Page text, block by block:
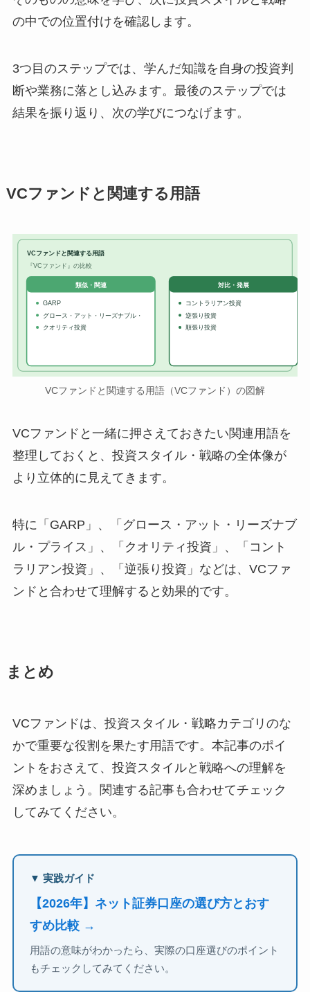
の中での位置付けを確認します。
3つ目のステップでは、学んだ知識を自身の投資判
断や業務に落とし込みます。最後のステップでは
結果を振り返り、次の学びにつなげます。
VCファンドと関連する用語
VCファンドと関連する用語
『VCファンド』の比較
類似・関連
GARP
グロース・アット・リーズナブル・
クオリティ投資
対比・発展
コントラリアン投資
逆張り投資
順張り投資
VCファンドと関連する用語（VCファンド）の図解
VCファンドと一緒に押さえておきたい関連用語を
整理しておくと、投資スタイル・戦略の全体像が
より立体的に見えてきます。
特に「GARP」、「グロース・アット・リーズナブ
ル・プライス」、「クオリティ投資」、「コント
ラリアン投資」、「逆張り投資」などは、VCファ
ンドと合わせて理解すると効果的です。
まとめ
VCファンドは、投資スタイル・戦略カテゴリのな
かで重要な役割を果たす用語です。本記事のポイ
ントをおさえて、投資スタイルと戦略への理解を
深めましょう。関連する記事も合わせてチェック
してみてください。
▼ 実践ガイド
【2026年】ネット証券口座の選び方とおす
すめ比較 →
用語の意味がわかったら、実際の口座選びのポイント
もチェックしてみてください。